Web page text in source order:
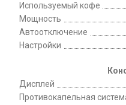
Используемый кофе
Мощность
Автоотключение
Настройки
Дисплей
Противокапельная